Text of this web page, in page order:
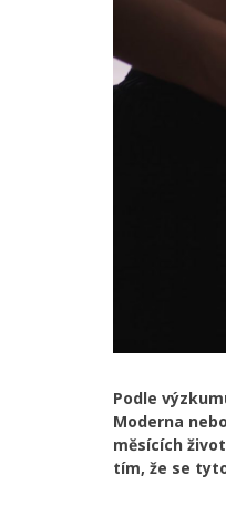
Podle
Moderna
měsících
tím, že se